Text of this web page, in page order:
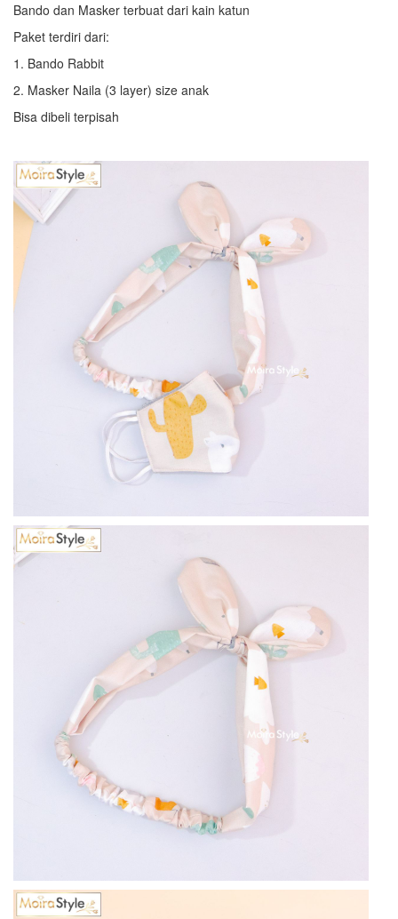
Bando dan Masker terbuat dari kain katun
Paket terdiri dari:
1. Bando Rabbit
2. Masker Naila (3 layer) size anak
Bisa dibeli terpisah